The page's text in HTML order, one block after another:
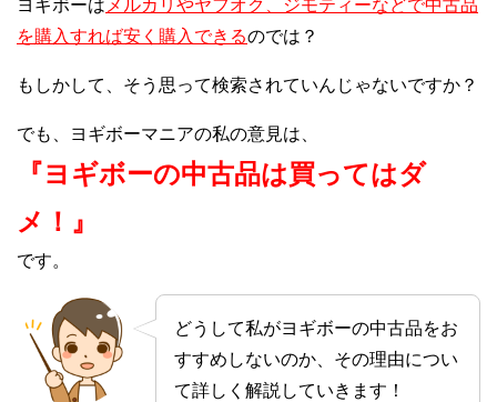
ヨギボーは メルカリやヤフオク、ジモティーなどで中古品
を購入すれば安く購入できるのでは？
もしかして、そう思って検索されていんじゃないですか？
でも、ヨギボーマニアの私の意見は、
『ヨギボーの中古品は買ってはダ
メ！』
です。
どうして私がヨギボーの中古品をお
すすめしないのか、その理由につい
て詳しく解説していきます！